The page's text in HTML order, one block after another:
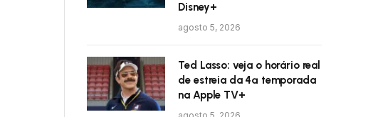
Disney+
agosto 5, 2026
Ted Lasso: veja o horário real
de estreia da 4ª temporada
na Apple TV+